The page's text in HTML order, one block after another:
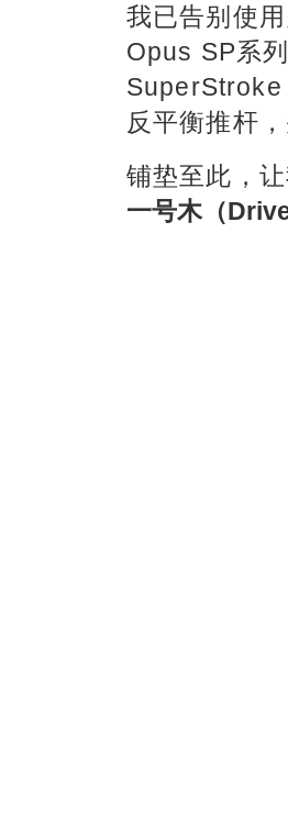
我已告别使
Opus SP系
反平衡推杆
铺垫至此，
一号木（